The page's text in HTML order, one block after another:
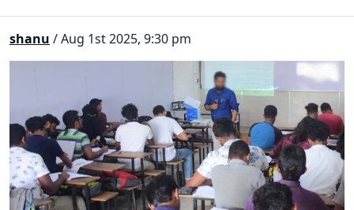
shanu / Aug 1st 2025, 9:30 pm